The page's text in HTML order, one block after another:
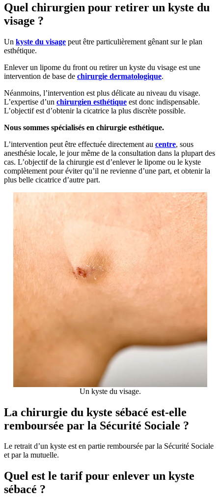
Quel chirurgien pour retirer un kyste du
visage ?
Un kyste du visage peut être particulièrement gênant sur le plan
esthétique.
Enlever un lipome du front ou retirer un kyste du visage est une
intervention de base de chirurgie dermatologique.
Néanmoins, l’intervention est plus délicate au niveau du visage.
L’expertise d’un chirurgien esthétique est donc indispensable.
L’objectif est d’obtenir la cicatrice la plus discrète possible.
Nous sommes spécialisés en chirurgie esthétique.
L’intervention peut être effectuée directement au centre, sous
anesthésie locale, le jour même de la consultation dans la plupart des
cas. L’objectif de la chirurgie est d’enlever le lipome ou le kyste
complètement pour éviter qu’il ne revienne d’une part, et obtenir la
plus belle cicatrice d’autre part.
Un kyste du visage.
La chirurgie du kyste sébacé est-elle
remboursée par la Sécurité Sociale ?
Le retrait d’un kyste est en partie remboursée par la Sécurité Sociale
et par la mutuelle.
Quel est le tarif pour enlever un kyste
sébacé ?